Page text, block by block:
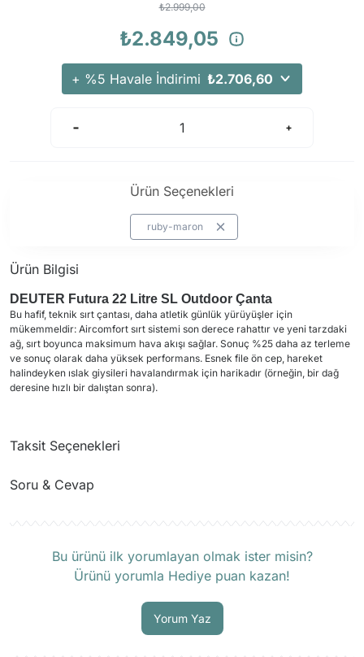
₺2.999,00
₺2.849,05
+ %5 Havale İndirimi ₺2.706,60
Ürün Seçenekleri
ruby-maron
Ürün Bilgisi
DEUTER Futura 22 Litre SL Outdoor Çanta
Bu hafif, teknik sırt çantası, daha atletik günlük yürüyüşler için
mükemmeldir: Aircomfort sırt sistemi son derece rahattır ve yeni tarzdaki
ağ, sırt boyunca maksimum hava akışı sağlar. Sonuç %25 daha az terleme
ve sonuç olarak daha yüksek performans. Esnek file ön cep, hareket
halindeyken ıslak giysileri havalandırmak için harikadır (örneğin, bir dağ
deresine hızlı bir dalıştan sonra).
Taksit Seçenekleri
Soru & Cevap
Bu ürünü ilk yorumlayan olmak ister misin?
Ürünü yorumla Hediye puan kazan!
Yorum Yaz